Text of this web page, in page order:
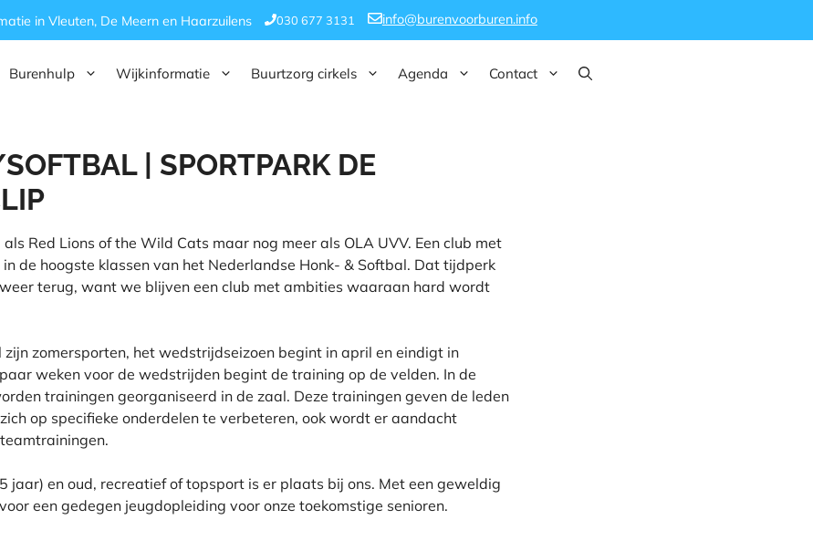
in Vleuten, De Meern en Haarzuilens 030 677 3131 info@burenvoorburen.info
Burenhulp Wijkinformatie Buurtzorg cirkels Agenda Contact
| SPORTPARK DE
Red Lions of the Wild Cats maar nog meer als OLA UVV. Een club met
de hoogste klassen van het Nederlandse Honk- & Softbal. Dat tijdperk
terug, want we blijven een club met ambities waaraan hard wordt
zijn zomersporten, het wedstrijdseizoen begint in april en eindigt in
weken voor de wedstrijden begint de training op de velden. In de
trainingen georganiseerd in de zaal. Deze trainingen geven de leden
op specifieke onderdelen te verbeteren, ook wordt er aandacht
jaar) en oud, recreatief of topsport is er plaats bij ons. Met een geweldig
een gedegen jeugdopleiding voor onze toekomstige senioren.